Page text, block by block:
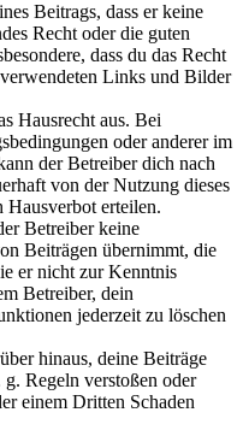
Beitrags, dass er keine
Recht oder die guten
dass du das Recht
Links und Bilder
Hausrecht aus. Bei
oder anderer im
der Betreiber dich nach
von der Nutzung dieses
Hausverbot erteilen.
Betreiber keine
Beiträgen übernimmt, die
er nicht zur Kenntnis
Betreiber, dein
jederzeit zu löschen
hinaus, deine Beiträge
Regeln verstoßen oder
einem Dritten Schaden